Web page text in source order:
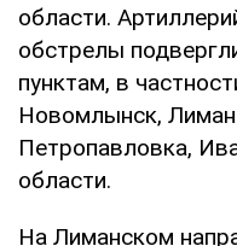
области.
обстрелы
пунктам, в
Новомлынск,
Петропавловка,
области.
На Лиманском